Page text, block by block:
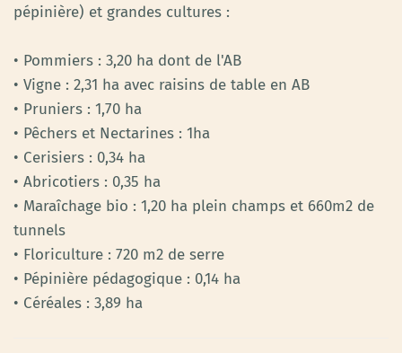
pépinière) et grandes cultures :
• Pommiers : 3,20 ha dont de l'AB
• Vigne : 2,31 ha avec raisins de table en AB
• Pruniers : 1,70 ha
• Pêchers et Nectarines : 1ha
• Cerisiers : 0,34 ha
• Abricotiers : 0,35 ha
• Maraîchage bio : 1,20 ha plein champs et 660m2 de
tunnels
• Floriculture : 720 m2 de serre
• Pépinière pédagogique : 0,14 ha
• Céréales : 3,89 ha